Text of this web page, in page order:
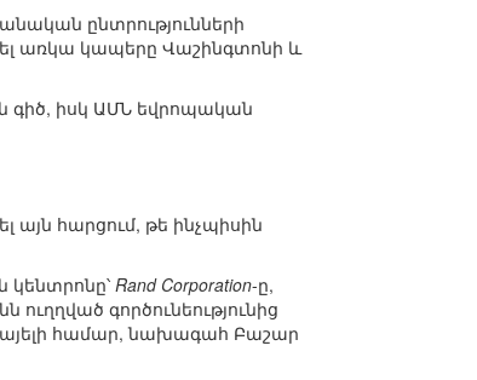
ընտրությունների
առկա կապերը Վաշինգտոնի և
գիծ, իսկ ԱՄՆ եվրոպական
այն հարցում, թե ինչպիսին
կենտրոնը՝ Rand Corporation-ը,
գործունեությունից
համար, նախագահ Բաշար